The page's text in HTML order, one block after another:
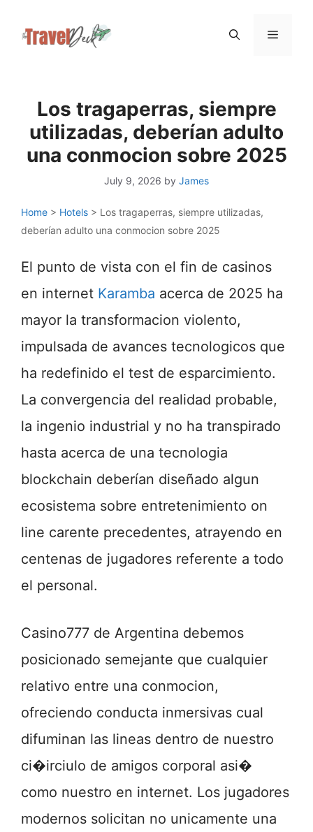
Menu
Los tragaperras, siempre
utilizadas, deberían adulto
una conmocion sobre 2025
July 9, 2026 by James
Home > Hotels > Los tragaperras, siempre utilizadas,
deberían adulto una conmocion sobre 2025
El punto de vista con el fin de casinos
en internet Karamba acerca de 2025 ha
mayor la transformacion violento,
impulsada de avances tecnologicos que
ha redefinido el test de esparcimiento.
La convergencia del realidad probable,
la ingenio industrial y no ha transpirado
hasta acerca de una tecnologia
blockchain deberían diseñado algun
ecosistema sobre entretenimiento on
line carente precedentes, atrayendo en
centenas de jugadores referente a todo
el personal.
Casino777 de Argentina debemos
posicionado semejante que cualquier
relativo entre una conmocion,
ofreciendo conducta inmersivas cual
difuminan las lineas dentro de nuestro
ci�irciulo de amigos corporal asi�
como nuestro en internet. Los jugadores
modernos solicitan no unicamente una